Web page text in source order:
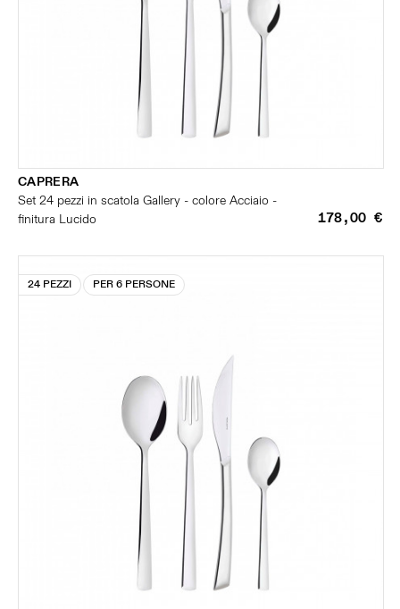
CAPRERA
Set 24 pezzi in scatola Gallery - colore Acciaio -
finitura Lucido
178,00 €
24 PEZZI PER 6 PERSONE